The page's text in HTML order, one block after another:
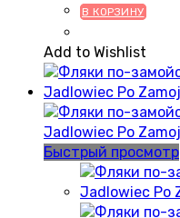
В КОРЗИНУ
Add to Wishlist
Быстрый просмотр